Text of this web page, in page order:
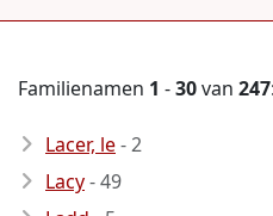
Familienamen 1 -30van 247:
Lacer, le- 2
Lacy- 49